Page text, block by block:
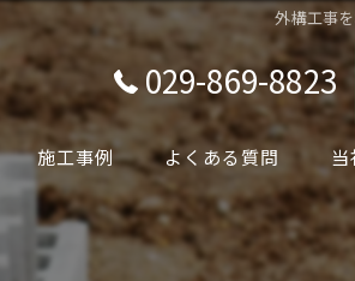
外構工事
029-869-8823
施工事例 よくある質問
デ